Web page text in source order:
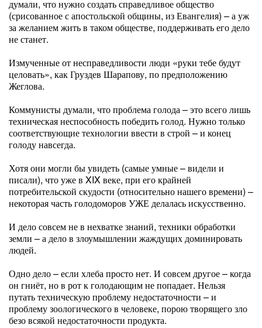
думали, что нужно создать справедливое общество
(срисованное с апостольской общины, из Евангелия) – а уж
за желанием жить в таком обществе, поддерживать его дело
не станет.
Измученные от несправедливости люди «руки тебе будут
целовать», как Груздев Шарапову, по предположению
Жеглова.
Коммунисты думали, что проблема голода – это всего лишь
техническая неспособность победить голод. Нужно только
соответствующие технологии ввести в строй – и конец
голоду навсегда.
Хотя они могли бы увидеть (самые умные – видели и
писали), что уже в XIX веке, при его крайней
потребительской скудости (относительно нашего времени) –
некоторая часть голодоморов УЖЕ делалась искусственно.
И дело совсем не в нехватке знаний, техники обработки
земли – а дело в злоумышлении жаждущих доминировать
людей.
Одно дело – если хлеба просто нет. И совсем другое – когда
он гниёт, но в рот к голодающим не попадает. Нельзя
путать техническую проблему недостаточности – и
проблему зоологического в человеке, порою творящего зло
безо всякой недостаточности продукта.